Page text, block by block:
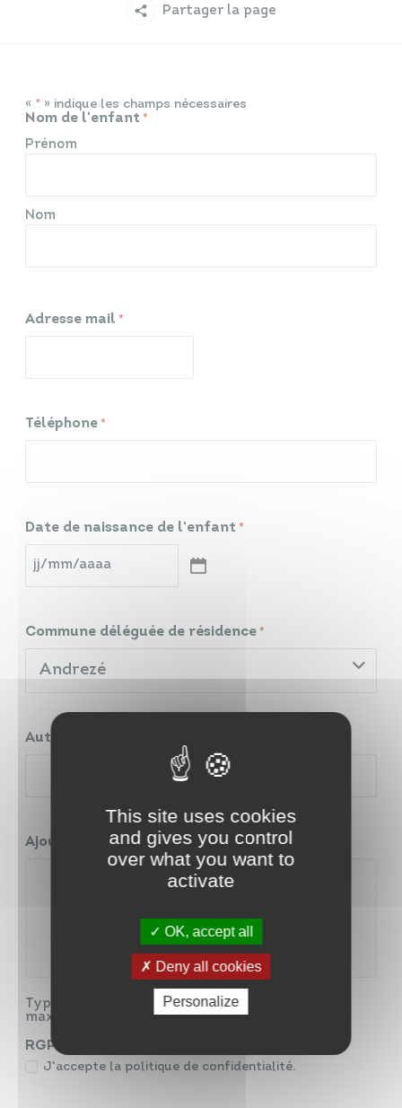
Partager la page
« * » indique les champs nécessaires
Nom de l'enfant *
Prénom
Nom
Adresse mail *
Téléphone *
Date de naissance de l'enfant *
JJ
slash
AAAA
Commune déléguée de résidence *
Andrezé
Autre commune (à préciser)
Ajouter un justificatif de domicile *
Sélectionnez des fichiers
Types de fichiers acceptés : jpg, png, pdf, Taille
max. des fichiers : 128 MB.
RGPD
J'accepte la politique de confidentialité.
This site uses cookies
and gives you control
over what you want to
activate
OK, accept all
Deny all cookies
Personalize